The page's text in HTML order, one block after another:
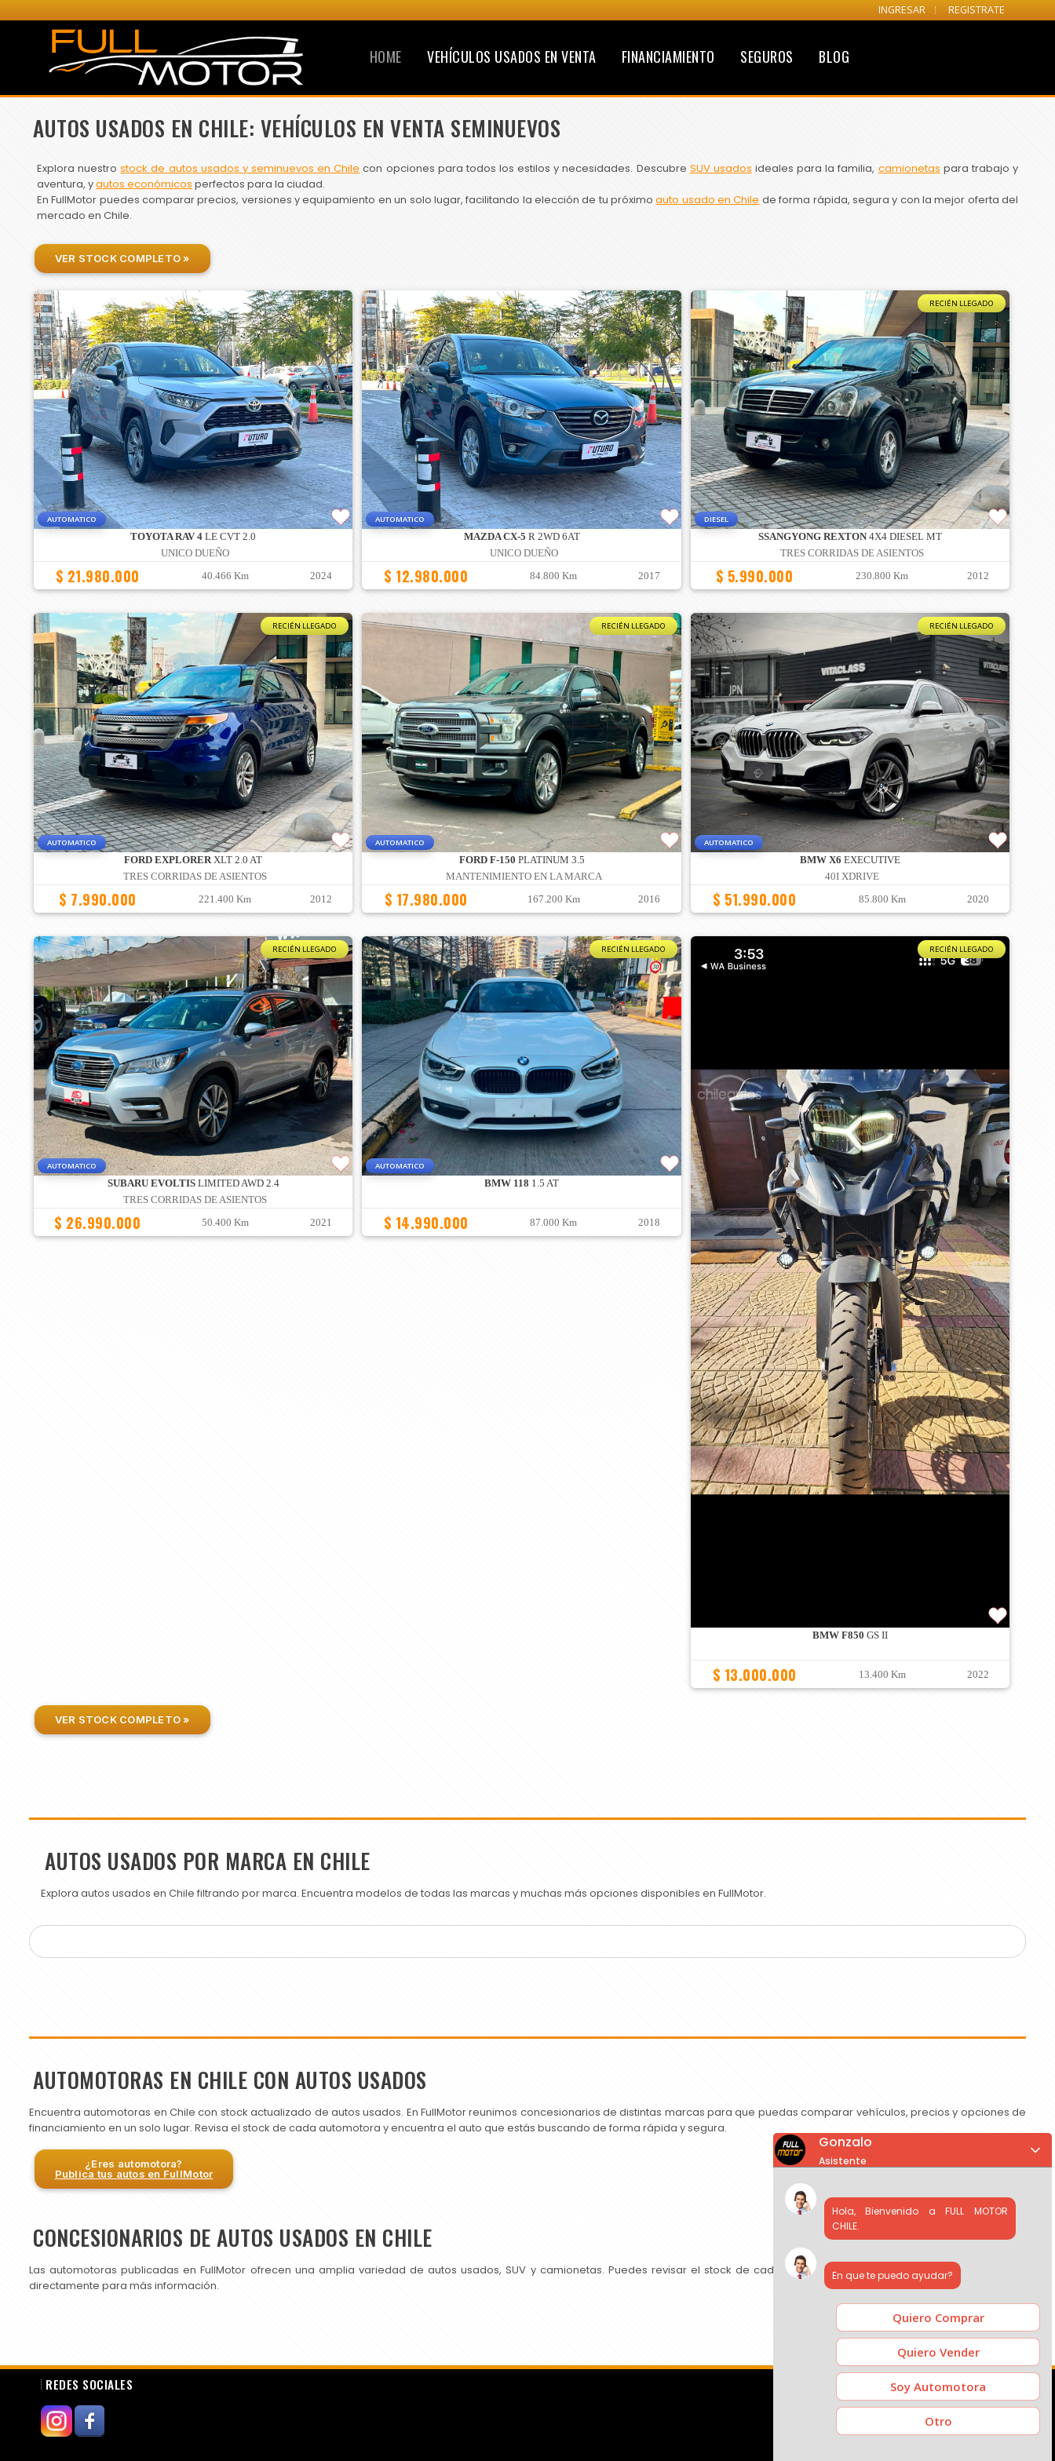
INGRESAR REGISTRATE
HOME VEHÍCULOS USADOS EN VENTA FINANCIAMIENTO SEGUROS BLOG
AUTOS USADOS EN CHILE: VEHÍCULOS EN VENTA SEMINUEVOS
Explora nuestrostock de autos usados y seminuevos en Chile con opciones para todos los estilos y necesidades. Descubre SUV usados ideales para la familia, camionetas para trabajo y
aventura, yautos económicos perfectos para la ciudad.
En FullMotor puedes comparar precios, versiones y equipamiento en un solo lugar, facilitando la elección de tu próximoauto usado en Chile de forma rápida, segura y con la mejor oferta del
mercado en Chile.
VER STOCK COMPLETO »
AUTOMATICO
TOYOTA RAV 4 LE CVT 2.0
UNICO DUEÑO
$ 21.980.000 40.466 Km 2024
AUTOMATICO
MAZDA CX-5 R 2WD 6AT
UNICO DUEÑO
$ 12.980.000 84.800 Km 2017
RECIÉN LLEGADO
DIESEL
SSANGYONG REXTON4X4 DIESEL MT
TRES CORRIDAS DE ASIENTOS
$ 5.990.000 230.800 Km 2012
RECIÉN LLEGADO
AUTOMATICO
FORD EXPLORERXLT 2.0 AT
TRES CORRIDAS DE ASIENTOS
$ 7.990.000 221.400 Km 2012
RECIÉN LLEGADO
AUTOMATICO
FORD F-150 PLATINUM 3.5
MANTENIMIENTO EN LA MARCA
$ 17.980.000 167.200 Km 2016
RECIÉN LLEGADO
AUTOMATICO
BMW X6 EXECUTIVE
40I XDRIVE
$ 51.990.000 85.800 Km 2020
RECIÉN LLEGADO
AUTOMATICO
SUBARU EVOLTISLIMITED AWD 2.4
TRES CORRIDAS DE ASIENTOS
$ 26.990.000 50.400 Km 2021
RECIÉN LLEGADO
AUTOMATICO
BMW 118 1.5 AT
$ 14.990.000 87.000 Km 2018
RECIÉN LLEGADO
BMW F850 GS II
$ 13.000.000 13.400 Km 2022
VER STOCK COMPLETO »
AUTOS USADOS POR MARCA EN CHILE
Explora autos usados en Chile filtrando por marca. Encuentra modelos de todas las marcas y muchas más opciones disponibles en FullMotor.
AUTOMOTORAS EN CHILE CON AUTOS USADOS
Encuentra automotoras en Chile con stock actualizado de autos usados. En FullMotor reunimos concesionarios de distintas marcas para que puedas comparar vehículos, precios y opciones de
financiamiento en un solo lugar. Revisa el stock de cada automotora y encuentra el auto que estás buscando de forma rápida y segura.
¿Eres automotora?
Publica tus autos en FullMotor
CONCESIONARIOS DE AUTOS USADOS EN CHILE
Las automotoras publicadas en FullMotor ofrecen una amplia variedad de autos usados, SUV y camionetas. Puedes revisar el stock de cada concesionario, comparar precios y contactar
directamente para más información.
REDES SOCIALES
Gonzalo
Asistente
Hola, Bienvenido a FULL MOTOR
CHILE.
En que te puedo ayudar?
Quiero Comprar
Quiero Vender
Soy Automotora
Otro